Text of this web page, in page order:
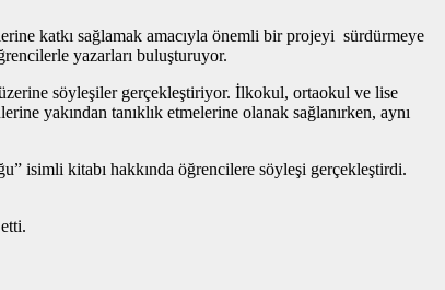
katkı sağlamak amacıyla önemli bir projeyi sürdürmeye
yazarları buluşturuyor.
söyleşiler gerçekleştiriyor. İlkokul, ortaokul ve lise
yakından tanıklık etmelerine olanak sağlanırken, aynı
isimli kitabı hakkında öğrencilere söyleşi gerçekleştirdi.